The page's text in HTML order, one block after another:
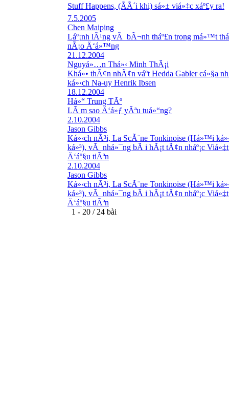
Stuff Happens, (ÃÃ´i khi) sá»± viá»‡c xáº£y ra!
7.5.2005
Chen Maiping
Láº¡nh lÃ¹ng vÃ bÃ¬nh tháº£n trong má»™t
nÃ¡o Ä‘á»™ng
21.12.2004
Nguyá»…n Thá»‹ Minh ThÃ¡i
Khá»• thÃ¢n nhÃ¢n váº­t Hedda Gabler cá»§a
ká»‹ch Na-uy Henrik Ibsen
18.12.2004
Há»“ Trung TÃº
LÃ m sao Ä‘á»ƒ yÃªu tuá»“ng?
2.10.2004
Jason Gibbs
Ká»‹ch nÃ³i, La ScÃ¨ne Tonkinoise (Há»™i
ká»³), vÃ nhá»¯ng bÃ i hÃ¡t tÃ¢n nháº¡c
Ä‘áº§u tiÃªn
2.10.2004
Jason Gibbs
Ká»‹ch nÃ³i, La ScÃ¨ne Tonkinoise (Há»™i
ká»³), vÃ nhá»¯ng bÃ i hÃ¡t tÃ¢n nháº¡c
Ä‘áº§u tiÃªn
1 - 20 / 24 bài